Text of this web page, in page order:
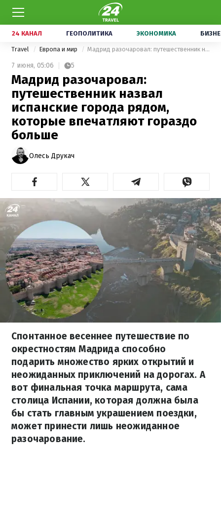
24 КАНАЛ ГЕОПОЛИТИКА ЭКОНОМИКА
Travel Европа и мир Мадрид разочаровал: путешественник назвал испанские города рядом, которые впечатляют гораздо больше
7 июня, 05:06 5
Мадрид разочаровал:
путешественник назвал
испанские города рядом,
которые впечатляют гораздо
больше
Олесь Друкач
Спонтанное весеннее путешествие по
окрестностям Мадрида способно
подарить множество ярких открытий и
неожиданных приключений на дорогах. А
вот финальная точка маршрута, сама
столица Испании, которая должна была
бы стать главным украшением поездки,
может принести лишь неожиданное
разочарование.